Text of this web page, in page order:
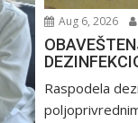
Aug 6, 2026
Raspodela